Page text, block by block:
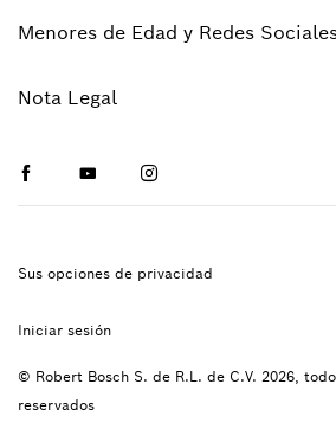
Menores de Edad y Redes
Nota Legal
FacebookYoutubeInstagram
Sus opciones de privacidad
Iniciar sesión
© Robert Bosch S. de R.L. de C.V. 2026,
reservados